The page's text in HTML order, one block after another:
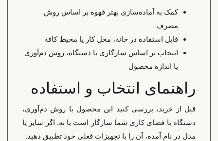
کمک به آماده‌سازی بهتر قهوه بر اساس روش
مصرف
قابل استفاده در خانه، محل کار یا محیط کافه
انتخاب بر اساس سازگاری با دستگاه، روش دم‌آوری
یا اندازه محصول
راهنمای انتخاب و استفاده
قبل از خرید، بررسی کنید این محصول با روش دم‌آوری،
دستگاه یا فضای کاری شما سازگار است یا نه. اگر سایز یا
مدل در نام آمده، آن را با تجهیزات فعلی خود تطبیق دهید.